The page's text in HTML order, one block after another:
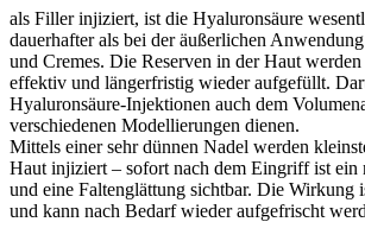
als Filler injiziert, ist die Hyaluronsäure
dauerhafter als bei der äußerlichen
und Cremes. Die Reserven in der Haut
effektiv und längerfristig wieder aufgefüllt.
Hyaluronsäure-Injektionen auch dem
verschiedenen Modellierungen dienen.
Mittels einer sehr dünnen Nadel werden
Haut injiziert – sofort nach dem Eingriff ist ein
und eine Faltenglättung sichtbar. Die Wirkung
und kann nach Bedarf wieder aufgefrischt